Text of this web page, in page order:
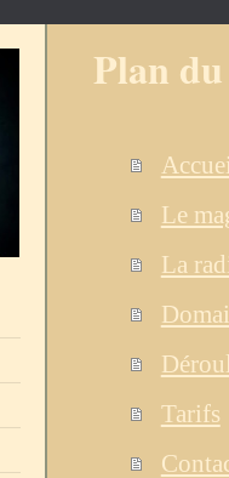
Plan
Le
La
Tarifs